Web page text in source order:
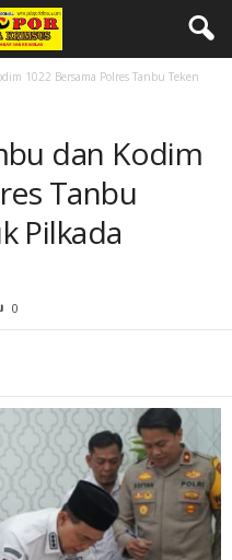
1022 Bersama Polres Tanbu Teken
dan Kodim
Tanbu
Pilkada
0